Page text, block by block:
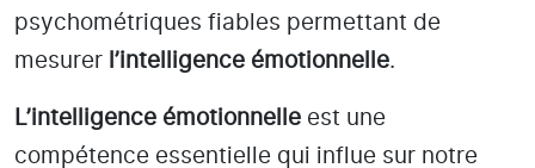
psychométriques fiables permettant de
mesurer l’intelligence émotionnelle.
L’intelligence émotionnelle est une
compétence essentielle qui influe sur notre